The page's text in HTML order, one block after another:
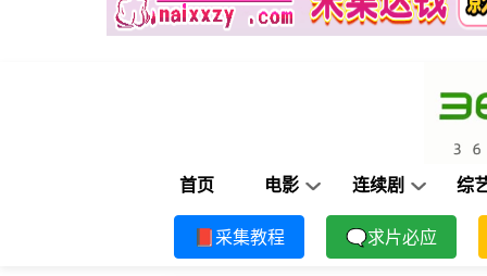
首页 电影 连续剧 综
📕采集教程 🗨求片必应